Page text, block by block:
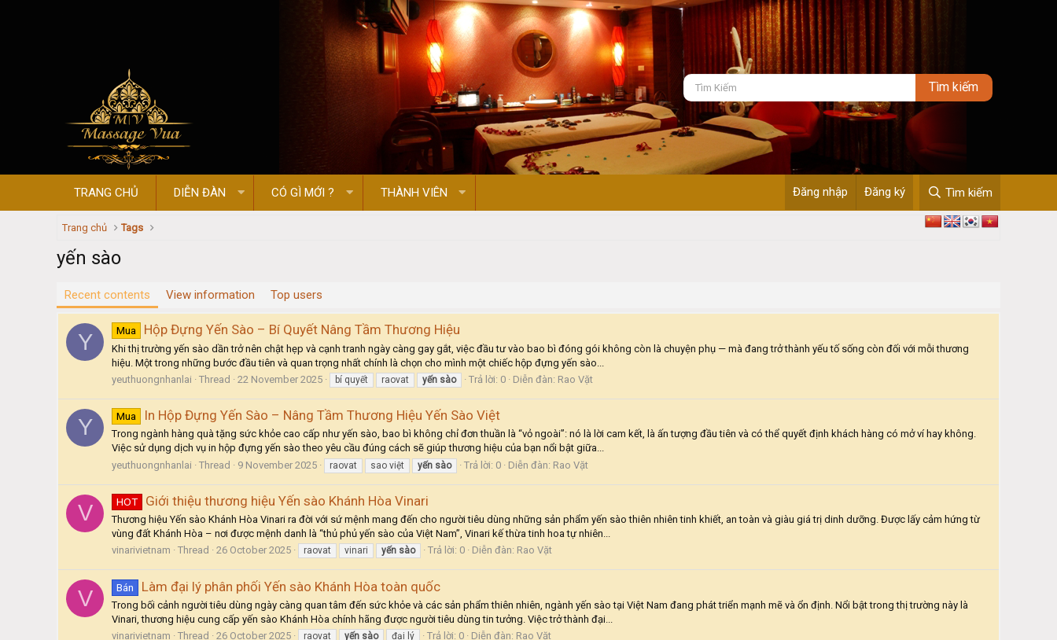
TRANG CHỦ DIỄN ĐÀN CÓ GÌ MỚI ? THÀNH VIÊN Đăng nhập Đăng ký Tìm kiếm
Trang chủ Tags
yến sào
Recent contents View information Top users
Y Mua Hộp Đựng Yến Sào – Bí Quyết Nâng Tầm Thương Hiệu
Khi thị trường yến sào dần trở nên chật hẹp và cạnh tranh ngày càng gay gắt, việc đầu tư vào bao bì đóng gói không còn là chuyện phụ — mà đang trở thành yếu tố sống còn đối với mỗi thương
hiệu. Một trong những bước đầu tiên và quan trọng nhất chính là chọn cho mình một chiếc hộp đựng yến sào...
yeuthuongnhanlai
Thread 22 November 2025 bí quyết raovat yến sào Trả lời: 0 Diễn đàn: Rao Vặt
Y Mua In Hộp Đựng Yến Sào – Nâng Tầm Thương Hiệu Yến Sào Việt
Trong ngành hàng quà tặng sức khỏe cao cấp như yến sào, bao bì không chỉ đơn thuần là “vỏ ngoài”: nó là lời cam kết, là ấn tượng đầu tiên và có thể quyết định khách hàng có mở ví hay không.
Việc sử dụng dịch vụ in hộp đựng yến sào theo yêu cầu đúng cách sẽ giúp thương hiệu của bạn nổi bật giữa...
yeuthuongnhanlai
Thread 9 November 2025 raovat sao việt yến sào Trả lời: 0 Diễn đàn: Rao Vặt
V HOT Giới thiệu thương hiệu Yến sào Khánh Hòa Vinari
Thương hiệu Yến sào Khánh Hòa Vinari ra đời với sứ mệnh mang đến cho người tiêu dùng những sản phẩm yến sào thiên nhiên tinh khiết, an toàn và giàu giá trị dinh dưỡng. Được lấy cảm hứng từ
vùng đất Khánh Hòa – nơi được mệnh danh là “thủ phủ yến sào của Việt Nam”, Vinari kế thừa tinh hoa tự nhiên...
vinarivietnam
Thread 26 October 2025 raovat vinari yến sào Trả lời: 0 Diễn đàn: Rao Vặt
V Bán Làm đại lý phân phối Yến sào Khánh Hòa toàn quốc
Trong bối cảnh người tiêu dùng ngày càng quan tâm đến sức khỏe và các sản phẩm thiên nhiên, ngành yến sào tại Việt Nam đang phát triển mạnh mẽ và ổn định. Nổi bật trong thị trường này là
Vinari, thương hiệu cung cấp yến sào Khánh Hòa chính hãng được người tiêu dùng tin tưởng. Việc trở thành đại...
vinarivietnam
Thread 26 October 2025 raovat yến sào đại lý Trả lời: 0 Diễn đàn: Rao Vặt